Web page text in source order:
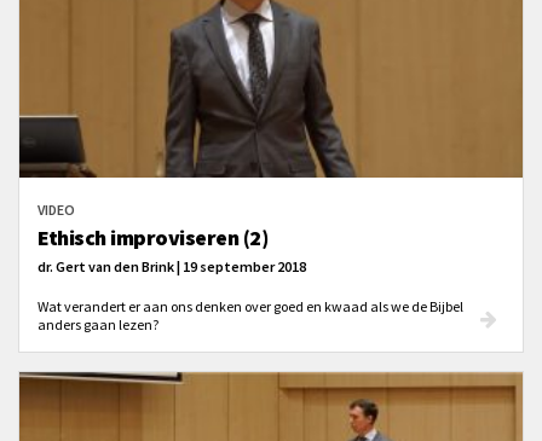
VIDEO
Ethisch improviseren (2)
dr. Gert van den Brink | 19 september 2018
Wat verandert er aan ons denken over goed en kwaad als we de Bijbel
anders gaan lezen?